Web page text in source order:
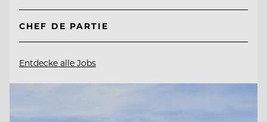
CHEF DE PARTIE
Entdecke alle Jobs